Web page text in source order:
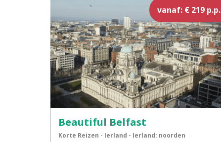
vanaf: € 219 p.p.
Beautiful Belfast
Korte Reizen - Ierland - Ierland: noorden